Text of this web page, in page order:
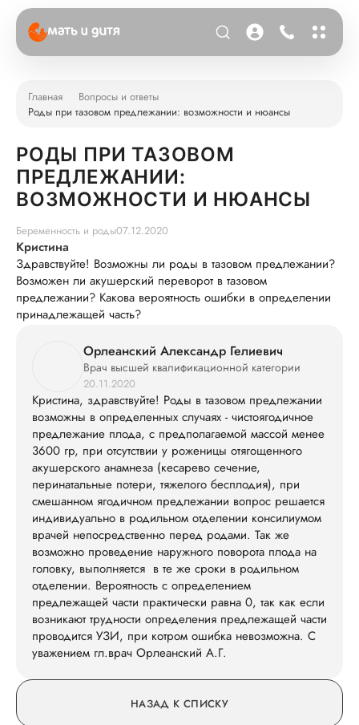
Главная
Вопросы и ответы
Роды при тазовом предлежании: возможности и нюансы
РОДЫ ПРИ ТАЗОВОМ
ПРЕДЛЕЖАНИИ:
ВОЗМОЖНОСТИ И НЮАНСЫ
Беременность и роды07.12.2020
Кристина
Здравствуйте! Возможны ли роды в тазовом предлежании?
Возможен ли акушерский переворот в тазовом
предлежании? Какова вероятность ошибки в определении
принадлежащей часть?
Орлеанский Александр Гелиевич
Врач высшей квалификационной категории
20.11.2020
Кристина, здравствуйте! Роды в тазовом предлежании
возможны в определенных случаях - чистоягодичное
предлежание плода, с предполагаемой массой менее
3600 гр, при отсутствии у роженицы отягощенного
акушерского анамнеза (кесарево сечение,
перинатальные потери, тяжелого бесплодия), при
смешанном ягодичном предлежании вопрос решается
индивидуально в родильном отделении консилиумом
врачей непосредственно перед родами. Так же
возможно проведение наружного поворота плода на
головку, выполняется в те же сроки в родильном
отделении. Вероятность с определением
предлежащей части практически равна 0, так как если
возникают трудности определения предлежащей части
проводится УЗИ, при котром ошибка невозможна. С
уважением гл.врач Орлеанский А.Г.
НАЗАД К СПИСКУ